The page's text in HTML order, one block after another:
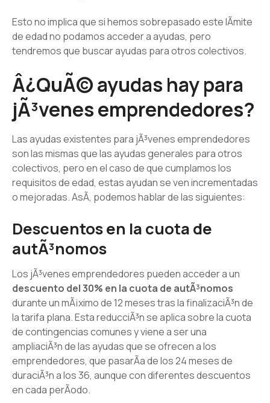
Esto no implica que si hemos sobrepasado este lÃ­mite
de edad no podamos acceder a ayudas, pero
tendremos que buscar ayudas para otros colectivos.
Â¿QuÃ© ayudas hay para
jÃ³venes emprendedores?
Las ayudas existentes para jÃ³venes emprendedores
son las mismas que las ayudas generales para otros
colectivos, pero en el caso de que cumplamos los
requisitos de edad, estas ayudan se ven incrementadas
o mejoradas. AsÃ­, podemos hablar de las siguientes:
Descuentos en la cuota de
autÃ³nomos
Los jÃ³venes emprendedores pueden acceder a un
descuento del 30% en la cuota de autÃ³nomos
durante un mÃ¡ximo de 12 meses tras la finalizaciÃ³n de
la tarifa plana. Esta reducciÃ³n se aplica sobre la cuota
de contingencias comunes y viene a ser una
ampliaciÃ³n de las ayudas que se ofrecen a los
emprendedores, que pasarÃ­a de los 24 meses de
duraciÃ³n a los 36, aunque con diferentes descuentos
en cada perÃ­odo.